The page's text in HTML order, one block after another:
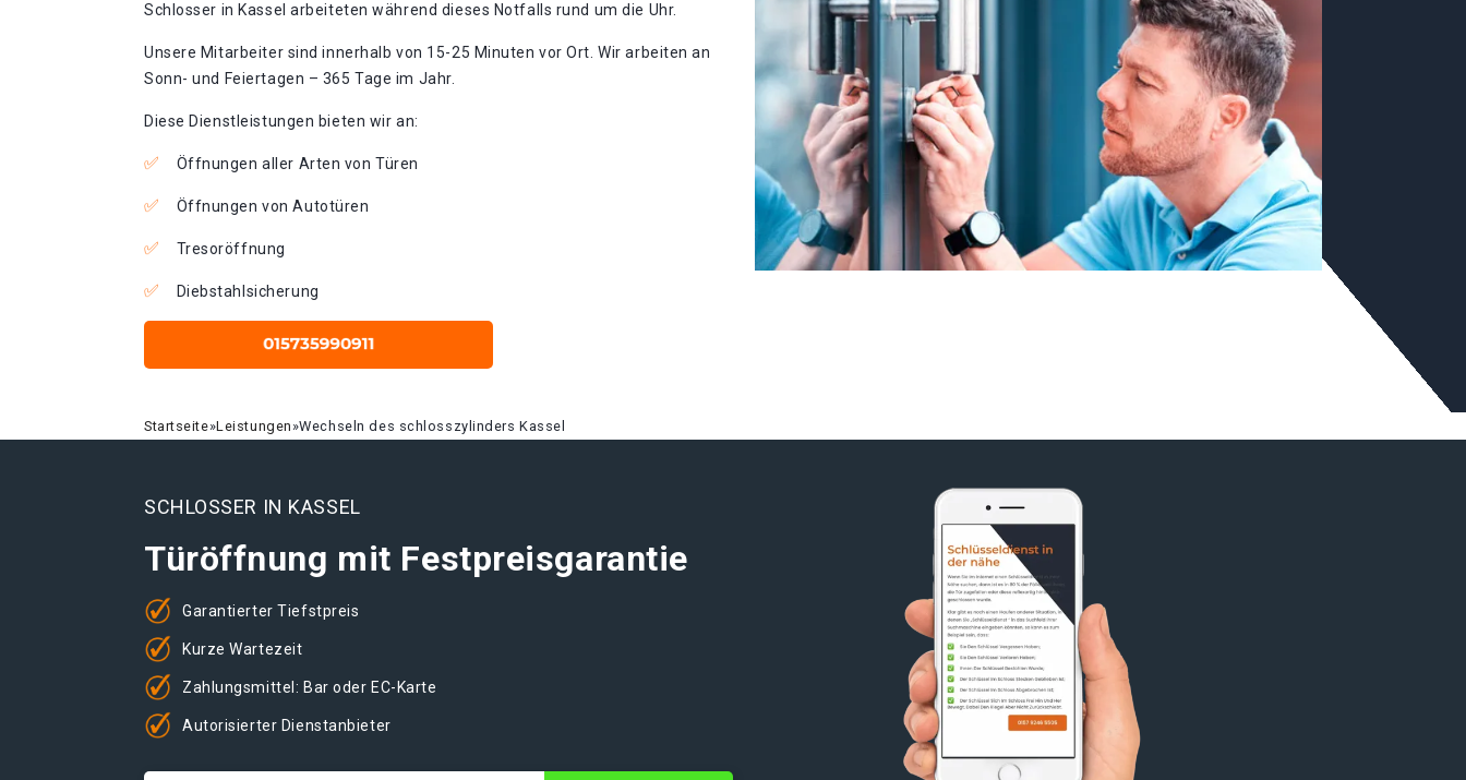
Schlosser in Kassel arbeiteten während dieses Notfalls rund um die Uhr.
Unsere Mitarbeiter sind innerhalb von 15-25 Minuten vor Ort. Wir arbeiten an
Sonn- und Feiertagen – 365 Tage im Jahr.
Diese Dienstleistungen bieten wir an:
Öffnungen aller Arten von Türen
Öffnungen von Autotüren
Tresoröffnung
Diebstahlsicherung
Startseite»Leistungen»Wechseln des schlosszylinders Kassel
SCHLOSSER IN KASSEL
Türöffnung mit Festpreisgarantie
Garantierter Tiefstpreis
Kurze Wartezeit
Zahlungsmittel: Bar oder EC-Karte
Autorisierter Dienstanbieter